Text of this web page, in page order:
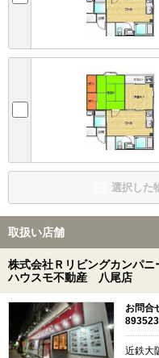
選択した
取扱い店舗
株式会社Ｒリビングカンパニ
ハウスモ不動産 八尾店
お問合
893523
近鉄大